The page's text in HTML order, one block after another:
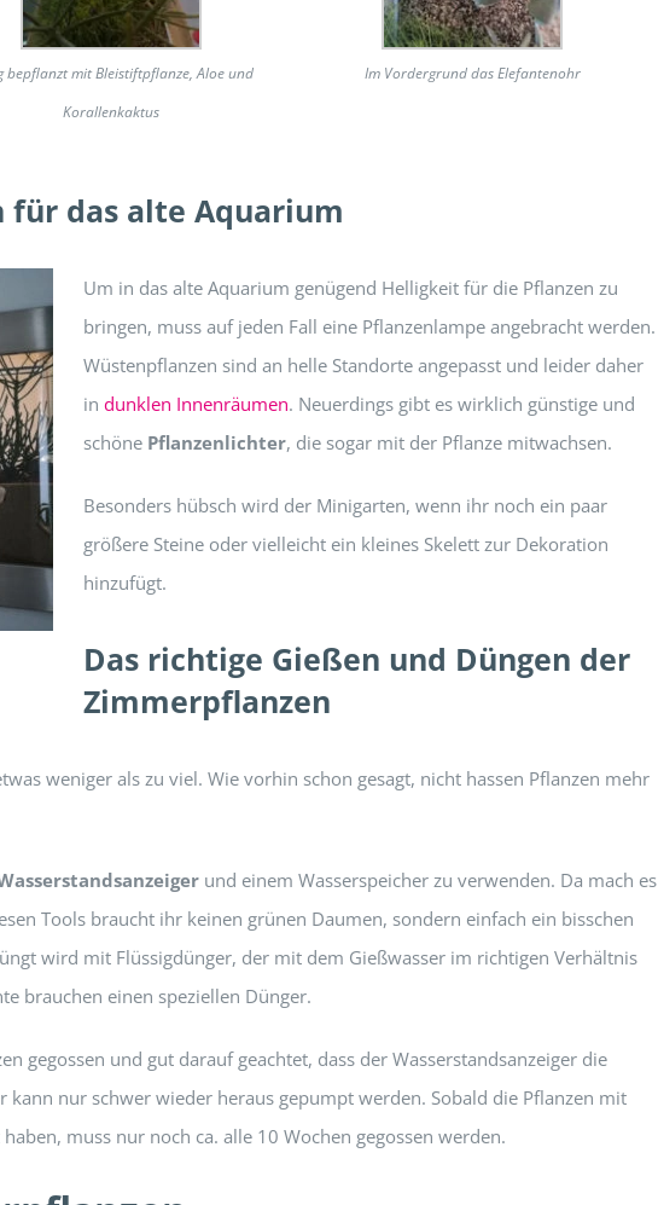
bepflanzt mit Bleistiftpflanze, Aloe und
Korallenkaktus
Im Vordergrund das Elefantenohr
für das alte Aquarium
Um in das alte Aquarium genügend Helligkeit für die Pflanzen zu
bringen, muss auf jeden Fall eine Pflanzenlampe angebracht werden.
Wüstenpflanzen sind an helle Standorte angepasst und leider daher
in dunklen Innenräumen. Neuerdings gibt es wirklich günstige und
schöne Pflanzenlichter, die sogar mit der Pflanze mitwachsen.
Besonders hübsch wird der Minigarten, wenn ihr noch ein paar
größere Steine oder vielleicht ein kleines Skelett zur Dekoration
hinzufügt.
Das richtige Gießen und Düngen der
Zimmerpflanzen
weniger als zu viel. Wie vorhin schon gesagt, nicht hassen Pflanzen mehr
und einem Wasserspeicher zu verwenden. Da mach es
Tools braucht ihr keinen grünen Daumen, sondern einfach ein bisschen
wird mit Flüssigdünger, der mit dem Gießwasser im richtigen Verhältnis
brauchen einen speziellen Dünger.
gegossen und gut darauf geachtet, dass der Wasserstandsanzeiger die
kann nur schwer wieder heraus gepumpt werden. Sobald die Pflanzen mit
muss nur noch ca. alle 10 Wochen gegossen werden.